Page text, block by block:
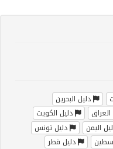
دليل البحرين
دليل الكويت
اليمن
دليل تونس
دليل قطر